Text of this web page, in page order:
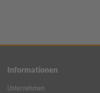
Informationen
Unternehmen